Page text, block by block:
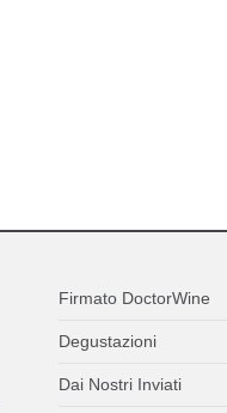
Firmato DoctorWine
Degustazioni
Dai Nostri Inviati